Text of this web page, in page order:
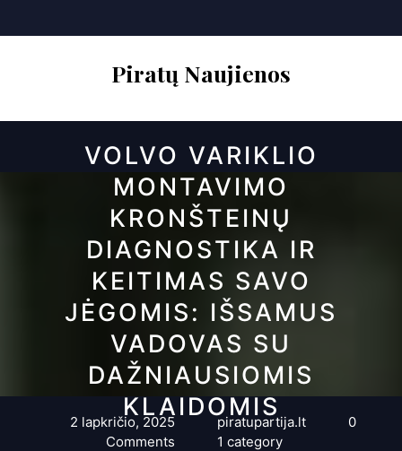
Piratų Naujienos
Open
Button
VOLVO VARIKLIO
MONTAVIMO
KRONŠTEINŲ
DIAGNOSTIKA IR
KEITIMAS SAVO
JĖGOMIS: IŠSAMUS
VADOVAS SU
DAŽNIAUSIOMIS
KLAIDOMIS
2 lapkričio, 2025 piratupartija.lt
0
Comments
1 category